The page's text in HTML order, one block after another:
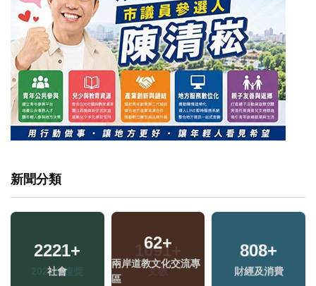
新聞分類
2221+
社會
62+
兩岸道教文化交流專
區
808+
財經及消費